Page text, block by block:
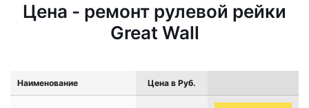
Цена - ремонт рулевой рейки
Great Wall
Наименование Цена в Руб.